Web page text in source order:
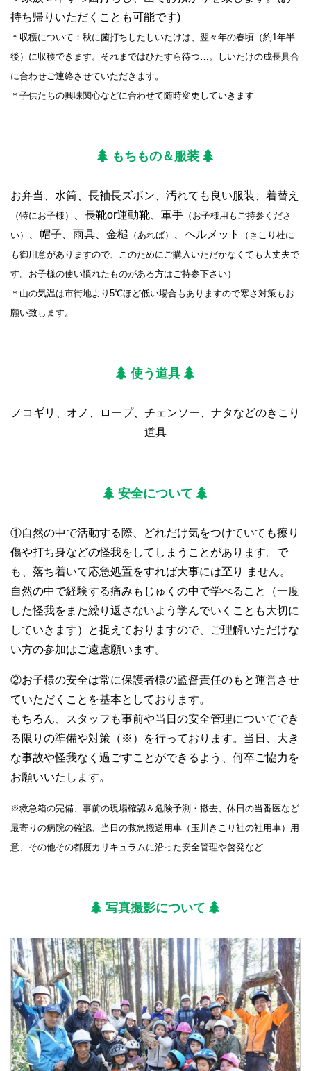
持ち帰りいただくことも可能です)
＊収穫について：秋に菌打ちしたしいたけは、翌々年の春頃（約1年半
後）に収穫できます。それまではひたすら待つ…。しいたけの成長具合
に合わせご連絡させていただきます。
＊子供たちの興味関心などに合わせて随時変更していきます
もちもの＆服装
お弁当、水筒、長袖長ズボン、汚れても良い服装、着替え
（特にお子様） 、長靴or運動靴、軍手 （お子様用もご持参くださ
い）
、帽子、雨具、金槌 （あれば） 、ヘルメット
（きこり社に
も御用意がありますので、このためにご購入いただかなくても大丈夫で
す。お子様の使い慣れたものがある方はご持参下さい）
＊山の気温は市街地より5℃ほど低い場合もありますので寒さ対策もお
願い致します。
使う道具
ノコギリ、オノ、ロープ、チェンソー、ナタなどのきこり
道具
安全について
①自然の中で活動する際、どれだけ気をつけていても擦り
傷や打ち身などの怪我をしてしまうことがあります。で
も、落ち着いて応急処置をすれば大事には至り ません。
自然の中で経験する痛みもじゅくの中で学べること（一度
した怪我をまた繰り返さないよう学んでいくことも大切に
していきます）と捉えておりますので、ご理解いただけな
い方の参加はご遠慮願います。
②お子様の安全は常に保護者様の監督責任のもと運営させ
ていただくことを基本としております。
もちろん、スタッフも事前や当日の安全管理についてでき
る限りの準備や対策（※）を行っております。当日、大き
な事故や怪我なく過ごすことができるよう、何卒ご協力を
お願いいたします。
※救急箱の完備、事前の現場確認＆危険予測・撤去、休日の当番医など
最寄りの病院の確認、当日の救急搬送用車（玉川きこり社の社用車）用
意、その他その都度カリキュラムに沿った安全管理や啓発など
写真撮影について